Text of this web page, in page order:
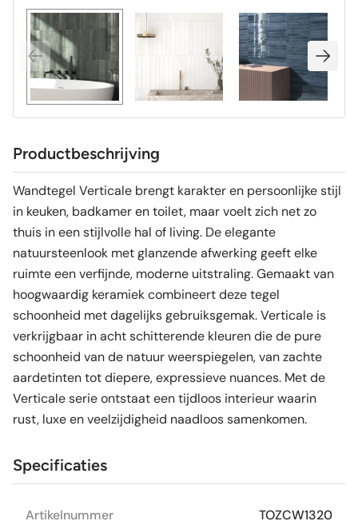
Productbeschrijving
Wandtegel Verticale brengt karakter en persoonlijke stijl
in keuken, badkamer en toilet, maar voelt zich net zo
thuis in een stijlvolle hal of living. De elegante
natuursteenlook met glanzende afwerking geeft elke
ruimte een verfijnde, moderne uitstraling. Gemaakt van
hoogwaardig keramiek combineert deze tegel
schoonheid met dagelijks gebruiksgemak. Verticale is
verkrijgbaar in acht schitterende kleuren die de pure
schoonheid van de natuur weerspiegelen, van zachte
aardetinten tot diepere, expressieve nuances. Met de
Verticale serie ontstaat een tijdloos interieur waarin
rust, luxe en veelzijdigheid naadloos samenkomen.
Specificaties
Artikelnummer TOZCW1320